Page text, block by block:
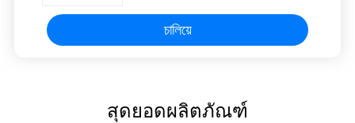
চালিয়ে
สุดยอดผลิตภัณฑ์